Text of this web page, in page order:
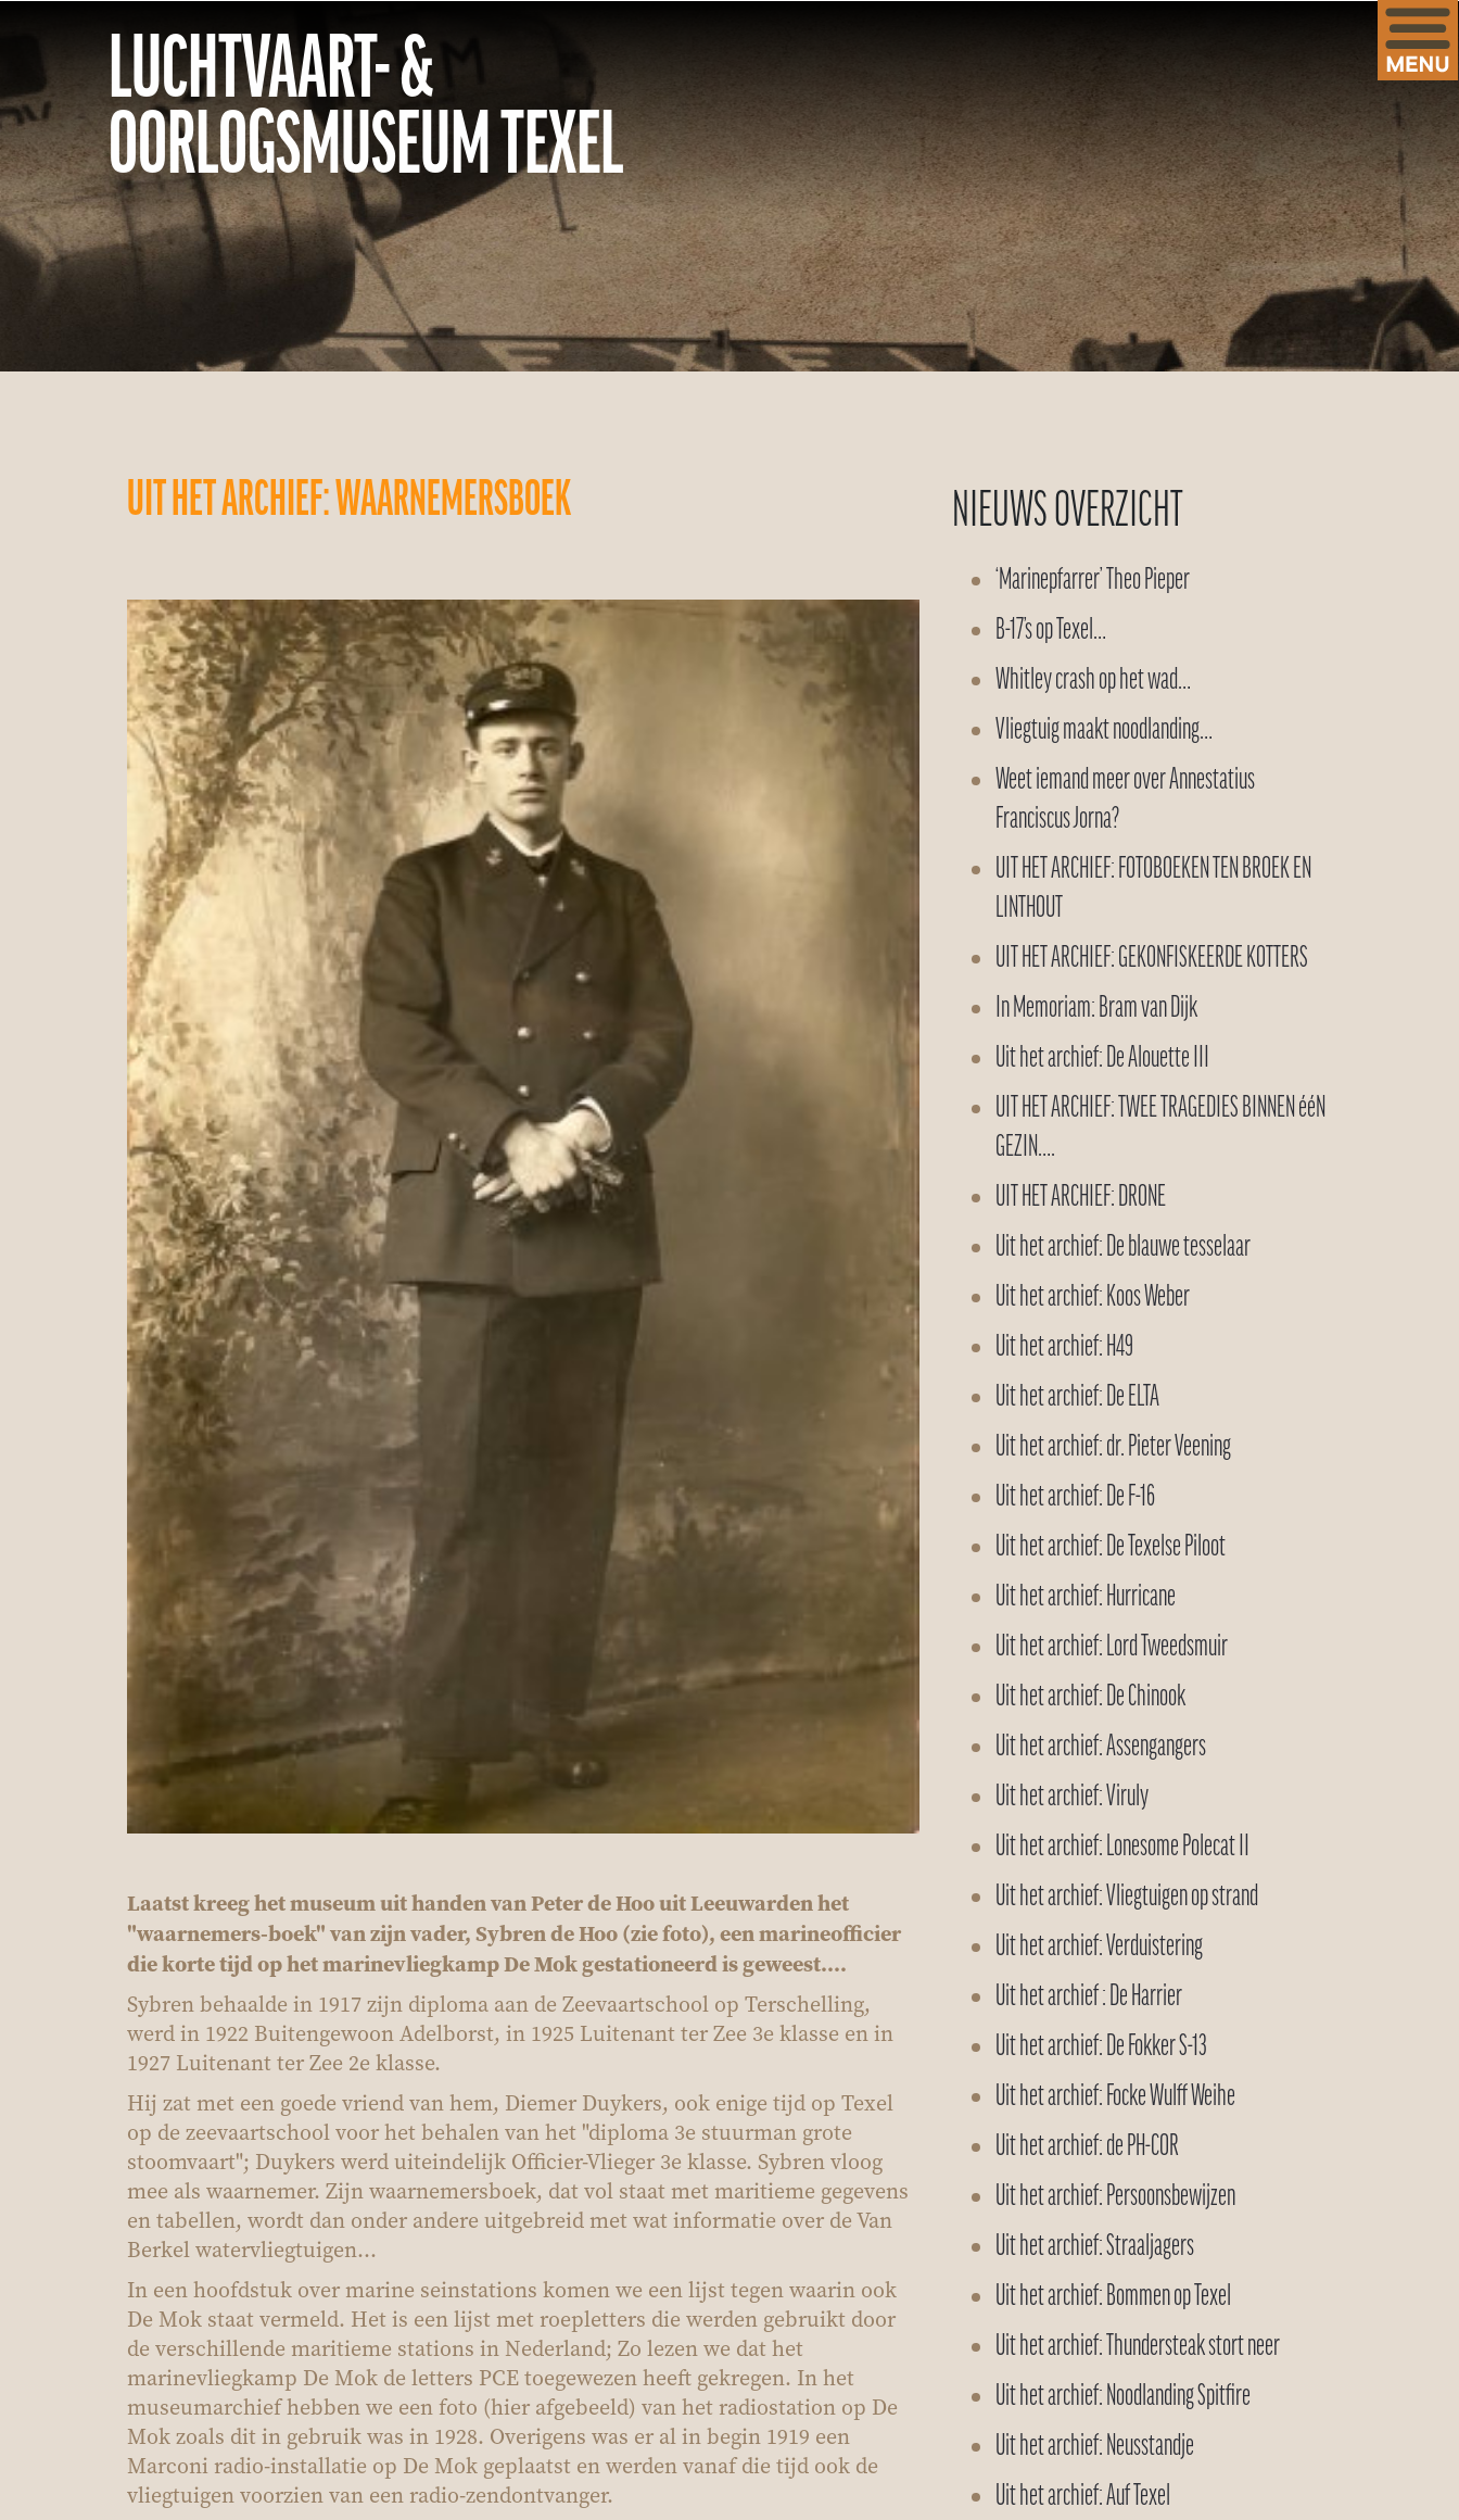
LUCHTVAART- &
OORLOGSMUSEUM TEXEL
UIT HET ARCHIEF: WAARNEMERSBOEK
Laatst kreeg het museum uit handen van Peter de Hoo uit Leeuwarden het
"waarnemers-boek" van zijn vader, Sybren de Hoo (zie foto), een marineofficier
die korte tijd op het marinevliegkamp De Mok gestationeerd is geweest....
Sybren behaalde in 1917 zijn diploma aan de Zeevaartschool op Terschelling,
werd in 1922 Buitengewoon Adelborst, in 1925 Luitenant ter Zee 3e klasse en in
1927 Luitenant ter Zee 2e klasse.
Hij zat met een goede vriend van hem, Diemer Duykers, ook enige tijd op Texel
op de zeevaartschool voor het behalen van het "diploma 3e stuurman grote
stoomvaart"; Duykers werd uiteindelijk Officier-Vlieger 3e klasse. Sybren vloog
mee als waarnemer. Zijn waarnemersboek, dat vol staat met maritieme gegevens
en tabellen, wordt dan onder andere uitgebreid met wat informatie over de Van
Berkel watervliegtuigen...
In een hoofdstuk over marine seinstations komen we een lijst tegen waarin ook
De Mok staat vermeld. Het is een lijst met roepletters die werden gebruikt door
de verschillende maritieme stations in Nederland; Zo lezen we dat het
marinevliegkamp De Mok de letters PCE toegewezen heeft gekregen. In het
museumarchief hebben we een foto (hier afgebeeld) van het radiostation op De
Mok zoals dit in gebruik was in 1928. Overigens was er al in begin 1919 een
Marconi radio-installatie op De Mok geplaatst en werden vanaf die tijd ook de
vliegtuigen voorzien van een radio-zendontvanger.
NIEUWS OVERZICHT
‘Marinepfarrer’ Theo Pieper
B-17’s op Texel…
Whitley crash op het wad…
Vliegtuig maakt noodlanding…
Weet iemand meer over Annestatius
Franciscus Jorna?
UIT HET ARCHIEF: FOTOBOEKEN TEN BROEK EN
LINTHOUT
UIT HET ARCHIEF: GEKONFISKEERDE KOTTERS
In Memoriam: Bram van Dijk
Uit het archief: De Alouette III
UIT HET ARCHIEF: TWEE TRAGEDIES BINNEN ééN
GEZIN….
UIT HET ARCHIEF: DRONE
Uit het archief: De blauwe tesselaar
Uit het archief: Koos Weber
Uit het archief: H49
Uit het archief: De ELTA
Uit het archief: dr. Pieter Veening
Uit het archief: De F-16
Uit het archief: De Texelse Piloot
Uit het archief: Hurricane
Uit het archief: Lord Tweedsmuir
Uit het archief: De Chinook
Uit het archief: Assengangers
Uit het archief: Viruly
Uit het archief: Lonesome Polecat II
Uit het archief: Vliegtuigen op strand
Uit het archief: Verduistering
Uit het archief : De Harrier
Uit het archief: De Fokker S-13
Uit het archief: Focke Wulff Weihe
Uit het archief: de PH-COR
Uit het archief: Persoonsbewijzen
Uit het archief: Straaljagers
Uit het archief: Bommen op Texel
Uit het archief: Thundersteak stort neer
Uit het archief: Noodlanding Spitfire
Uit het archief: Neusstandje
Uit het archief: Auf Texel